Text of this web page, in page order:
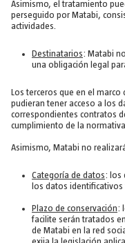
Asimismo, el tratamiento
perseguido por Matabi,
actividades.
Destinatarios: Matabi
una obligación legal
Los terceros que en el
pudieran tener acceso a los
correspondientes contratos
cumplimiento de la
Asimismo, Matabi no
Categoría de datos: los
los datos
Plazo de conservación:
facilite serán tratados
de Matabi en la red